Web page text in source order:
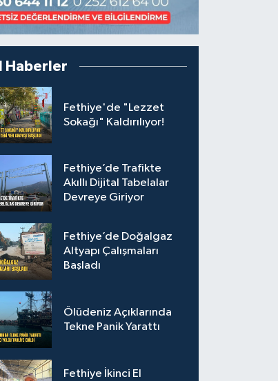
Haberler
Fethiye'de "Lezzet
Sokağı" Kaldırılıyor!
Fethiye’de Trafikte
Akıllı Dijital Tabelalar
Devreye Giriyor
Fethiye’de Doğalgaz
Altyapı Çalışmaları
Başladı
Ölüdeniz Açıklarında
Tekne Panik Yarattı
Fethiye İkinci El